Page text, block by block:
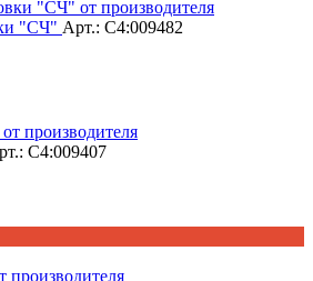
"CЧ" Арт.: С4:009482
С4:009407